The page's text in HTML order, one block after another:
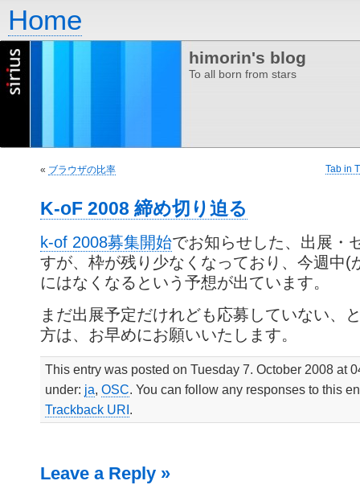
Home
himorin's blog
To all born from stars
« ブラウザの比率 Tab in
K-oF 2008 締め切り迫る
k-of 2008募集開始でお知らせした、出展・
すが、枠が残り少なくなっており、今週中(
にはなくなるという予想が出ています。
まだ出展予定だけれども応募していない、
方は、お早めにお願いいたします。
This entry was posted on Tuesday 7. October 2008 at
under: ja, OSC. You can follow any responses to this
Trackback URI.
Leave a Reply »